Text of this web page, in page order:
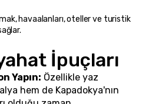
havaalanları, oteller ve turistik
İpuçları
Yapın: Özellikle yaz
hem de Kapadokya'nın